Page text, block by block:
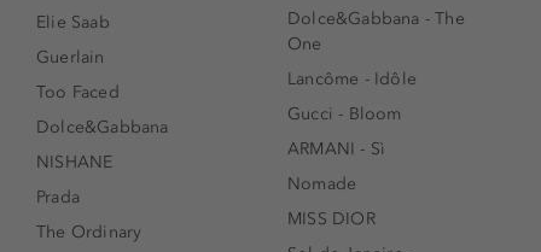
Elie Saab
Guerlain
Too Faced
Dolce&Gabbana
NISHANE
Prada
The Ordinary
Dolce&Gabbana - The
One
Lancôme - Idôle
Gucci - Bloom
ARMANI - Sì
Nomade
MISS DIOR